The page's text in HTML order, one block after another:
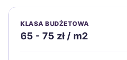
KLASA BUDŻETOWA
65 - 75 zł / m2